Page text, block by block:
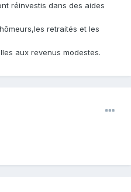
réinvestis dans des aides
retraités et les
aux revenus modestes.